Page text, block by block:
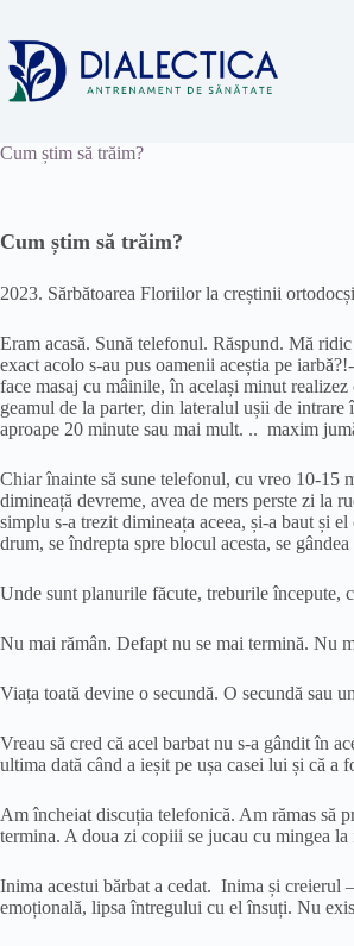
content
Cum știm să trăim?
Cum știm să trăim?
2023. Sărbătoarea Floriilor la creștinii
Eram acasă. Sună telefonul. Răspund. Mă
exact acolo s-au pus oamenii aceștia pe
face masaj cu mâinile, în același minut
geamul de la parter, din lateralul ușii de
aproape 20 minute sau mai mult. .. maxim
Chiar înainte să sune telefonul, cu vreo 10-15
dimineață devreme, avea de mers perste zi la
simplu s-a trezit dimineața aceea, și-a baut și
drum, se îndrepta spre blocul acesta, se
Unde sunt planurile făcute, treburile începute,
Nu mai rămân. Defapt nu se mai termină. Nu
Viața toată devine o secundă. O secundă sau
Vreau să cred că acel barbat nu s-a gândit în
ultima dată când a ieșit pe ușa casei lui și că
Am încheiat discuția telefonică. Am rămas să
termina. A doua zi copiii se jucau cu mingea
Inima acestui bărbat a cedat. Inima și creierul
emoțională, lipsa întregului cu el însuți. Nu